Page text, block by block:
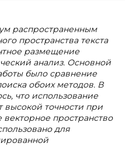
распространенным
пространства текста
размещение
анализ. Основной
было сравнение
обоих методов. В
что использование
высокой точности при
пространство
для